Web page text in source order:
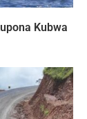
Kubwa